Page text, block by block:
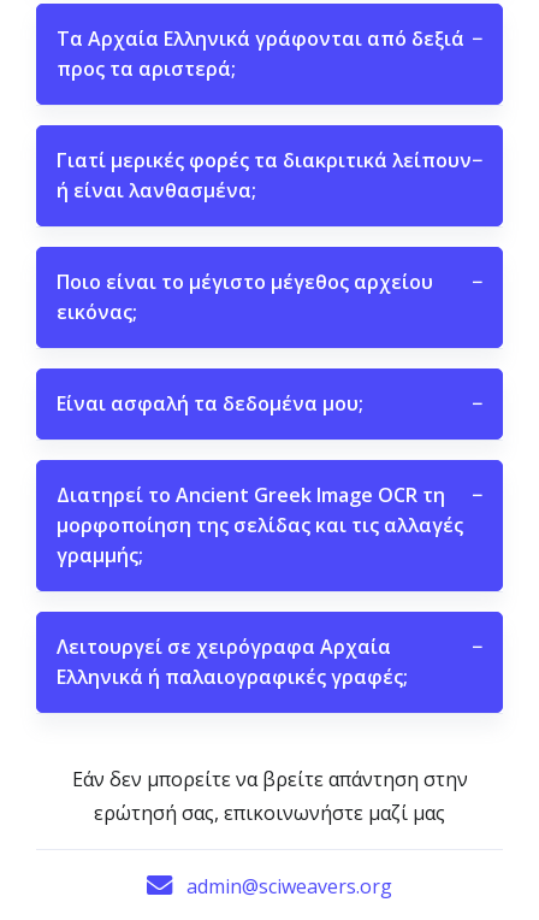
Τα Αρχαία Ελληνικά γράφονται από δεξιά
προς τα αριστερά;
−
Γιατί μερικές φορές τα διακριτικά λείπουν
ή είναι λανθασμένα;
−
Ποιο είναι το μέγιστο μέγεθος αρχείου
εικόνας;
−
Είναι ασφαλή τα δεδομένα μου; −
Διατηρεί το Ancient Greek Image OCR τη
μορφοποίηση της σελίδας και τις αλλαγές
γραμμής;
−
Λειτουργεί σε χειρόγραφα Αρχαία
Ελληνικά ή παλαιογραφικές γραφές;
−
Εάν δεν μπορείτε να βρείτε απάντηση στην
ερώτησή σας, επικοινωνήστε μαζί μας
admin@sciweavers.org